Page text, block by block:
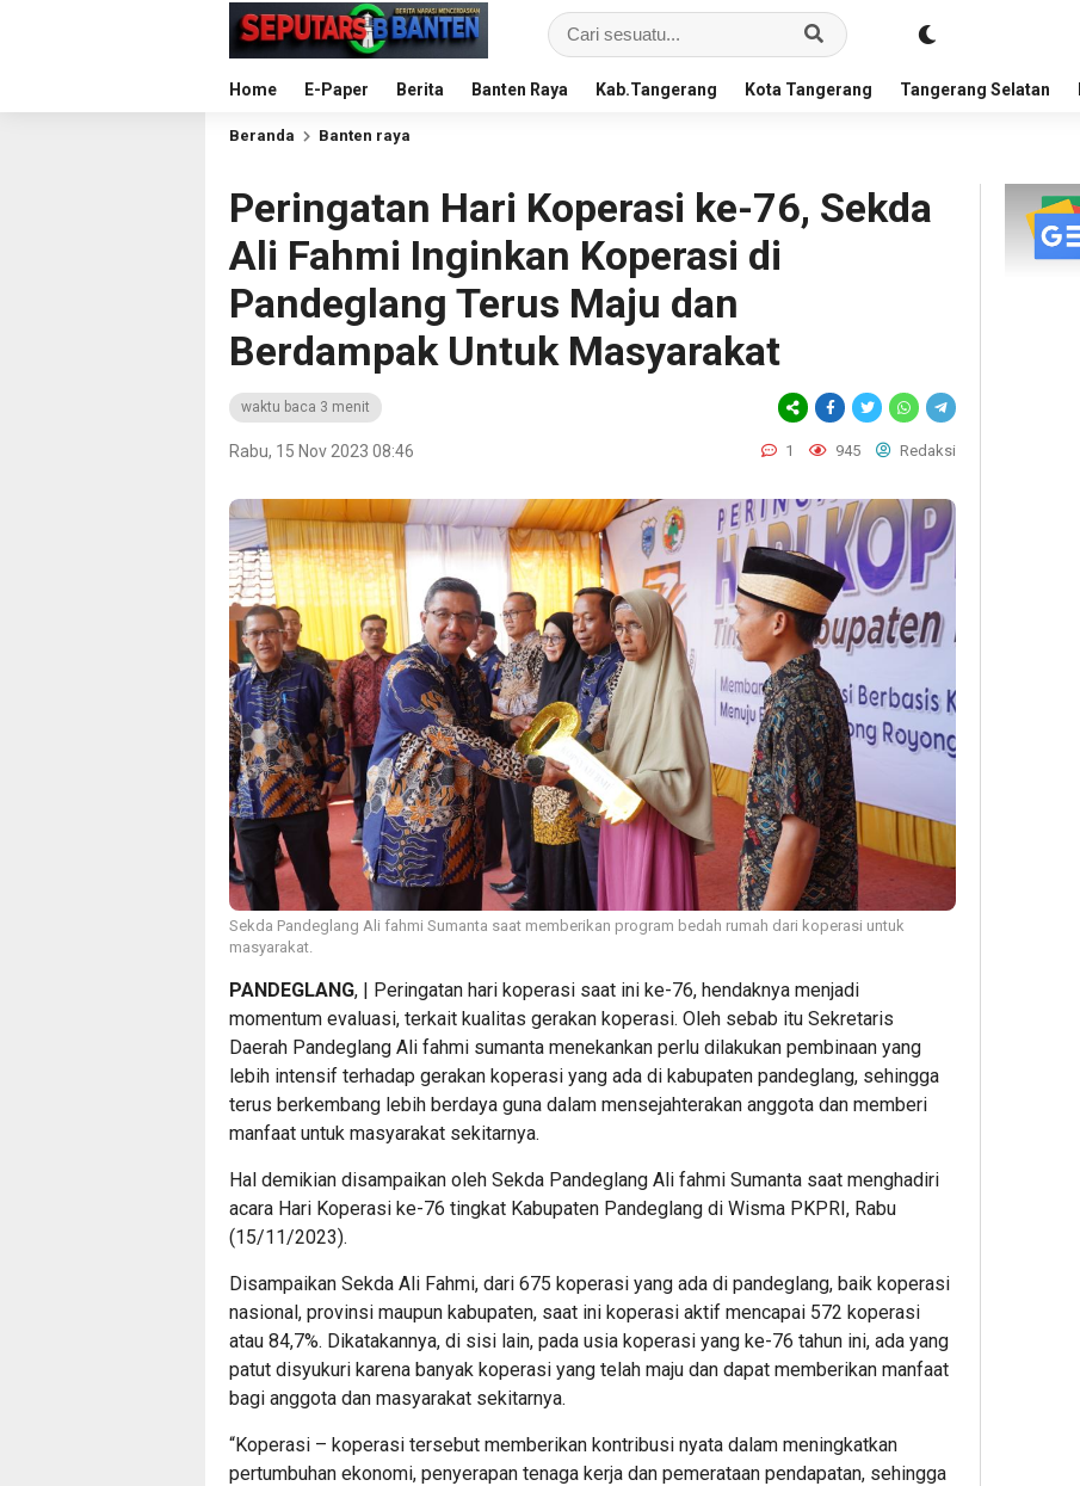
Home E-Paper Berita Banten Raya Kab.Tangerang Kota Tangerang Tangerang Selatan
Beranda Banten raya
Peringatan Hari Koperasi ke-76, Sekda
Ali Fahmi Inginkan Koperasi di
Pandeglang Terus Maju dan
Berdampak Untuk Masyarakat
waktu baca 3 menit
Rabu, 15 Nov 2023 08:46 1 945 Redaksi
Sekda Pandeglang Ali fahmi Sumanta saat memberikan program bedah rumah dari koperasi untuk
masyarakat.
PANDEGLANG, | Peringatan hari koperasi saat ini ke-76, hendaknya menjadi
momentum evaluasi, terkait kualitas gerakan koperasi. Oleh sebab itu Sekretaris
Daerah Pandeglang Ali fahmi sumanta menekankan perlu dilakukan pembinaan yang
lebih intensif terhadap gerakan koperasi yang ada di kabupaten pandeglang, sehingga
terus berkembang lebih berdaya guna dalam mensejahterakan anggota dan memberi
manfaat untuk masyarakat sekitarnya.
Hal demikian disampaikan oleh Sekda Pandeglang Ali fahmi Sumanta saat menghadiri
acara Hari Koperasi ke-76 tingkat Kabupaten Pandeglang di Wisma PKPRI, Rabu
(15/11/2023).
Disampaikan Sekda Ali Fahmi, dari 675 koperasi yang ada di pandeglang, baik koperasi
nasional, provinsi maupun kabupaten, saat ini koperasi aktif mencapai 572 koperasi
atau 84,7%. Dikatakannya, di sisi lain, pada usia koperasi yang ke-76 tahun ini, ada yang
patut disyukuri karena banyak koperasi yang telah maju dan dapat memberikan manfaat
bagi anggota dan masyarakat sekitarnya.
“Koperasi – koperasi tersebut memberikan kontribusi nyata dalam meningkatkan
pertumbuhan ekonomi, penyerapan tenaga kerja dan pemerataan pendapatan, sehingga